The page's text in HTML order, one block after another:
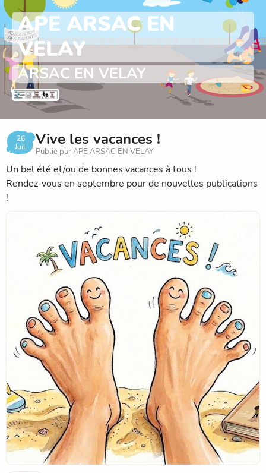
APE ARSAC EN
VELAY
ARSAC EN VELAY
26
Juil.
Vive les vacances !
Publié par APE ARSAC EN VELAY
Un bel été et/ou de bonnes vacances à tous !
Rendez-vous en septembre pour de nouvelles publications
!